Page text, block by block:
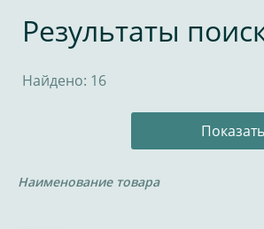
Результаты
Найдено: 16
Наименование товара